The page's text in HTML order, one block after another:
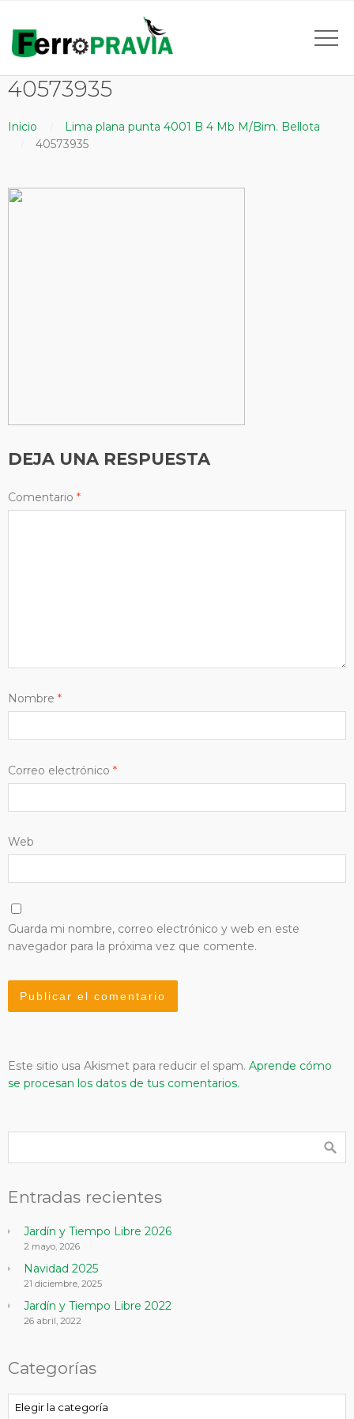
40573935
Inicio
Lima plana punta 4001 B 4 Mb M/Bim. Bellota
40573935
DEJA UNA RESPUESTA
Comentario *
Nombre *
Correo electrónico *
Web
Guarda mi nombre, correo electrónico y web en este
navegador para la próxima vez que comente.
Este sitio usa Akismet para reducir el spam. Aprende cómo
se procesan los datos de tus comentarios.
Entradas recientes
Jardín y Tiempo Libre 2026
2 mayo, 2026
Navidad 2025
21 diciembre, 2025
Jardín y Tiempo Libre 2022
26 abril, 2022
Categorías
Categorías